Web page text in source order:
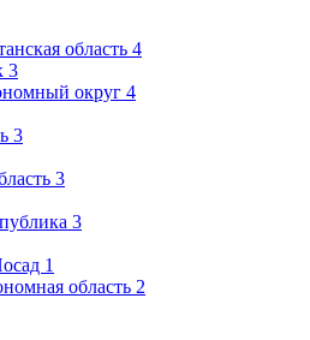
область 4
3
округ 4
3
3
3
1
область 2